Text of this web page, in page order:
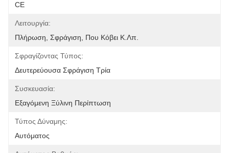
CE
Λειτουργία:
Πλήρωση, Σφράγιση, Που Κόβει Κ.λπ.
Σφραγίζοντας Τύπος:
Δευτερεύουσα Σφράγιση Τρία
Συσκευασία:
Εξαγόμενη Ξύλινη Περίπτωση
Τύπος Δύναμης:
Αυτόματος